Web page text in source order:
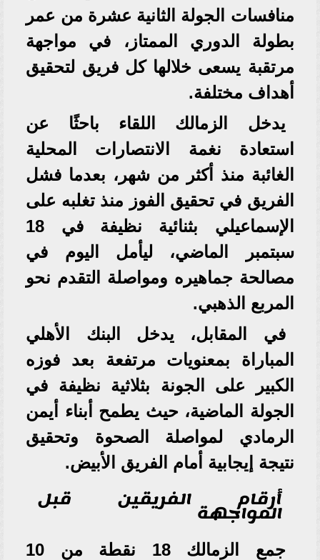
منافسات الجولة الثانية عشرة من عمر
بطولة الدوري الممتاز، في مواجهة
مرتقبة يسعى خلالها كل فريق لتحقيق
أهداف مختلفة.
يدخل الزمالك اللقاء باحثًا عن
استعادة نغمة الانتصارات المحلية
الغائبة منذ أكثر من شهر، بعدما فشل
الفريق في تحقيق الفوز منذ تغلبه على
الإسماعيلي بثنائية نظيفة في 18
سبتمبر الماضي، ليأمل اليوم في
مصالحة جماهيره ومواصلة التقدم نحو
المربع الذهبي.
في المقابل، يدخل البنك الأهلي
المباراة بمعنويات مرتفعة بعد فوزه
الكبير على الجونة بثلاثية نظيفة في
الجولة الماضية، حيث يطمح أبناء أيمن
الرمادي لمواصلة الصحوة وتحقيق
نتيجة إيجابية أمام الفريق الأبيض.
أرقام الفريقين قبل
المواجهة
جمع الزمالك 18 نقطة من 10